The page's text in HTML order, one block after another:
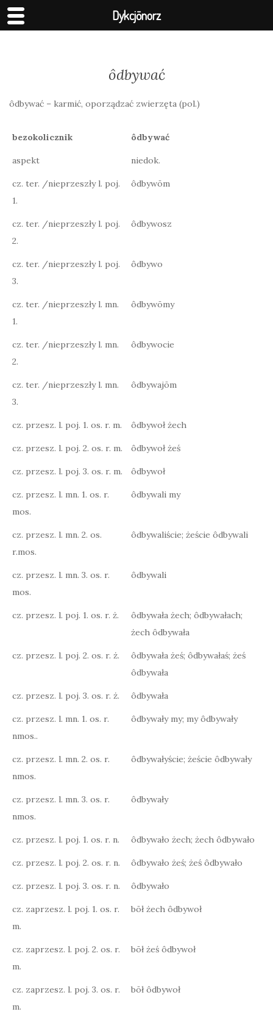
ôdbywać
ôdbywać – karmić, oporządzać zwierzęta (pol.)
bezokolicznik ôdbywać
aspekt niedok.
cz. ter. /nieprzeszły l. poj.
1.
ôdbywōm
cz. ter. /nieprzeszły l. poj.
2.
ôdbywosz
cz. ter. /nieprzeszły l. poj.
3.
ôdbywo
cz. ter. /nieprzeszły l. mn.
1.
ôdbywōmy
cz. ter. /nieprzeszły l. mn.
2.
ôdbywocie
cz. ter. /nieprzeszły l. mn.
3.
ôdbywajōm
cz. przesz. l. poj. 1. os. r. m. ôdbywoł żech
cz. przesz. l. poj. 2. os. r. m. ôdbywoł żeś
cz. przesz. l. poj. 3. os. r. m. ôdbywoł
cz. przesz. l. mn. 1. os. r.
mos.
ôdbywali my
cz. przesz. l. mn. 2. os.
r.mos.
ôdbywaliście; żeście ôdbywali
cz. przesz. l. mn. 3. os. r.
mos.
ôdbywali
cz. przesz. l. poj. 1. os. r. ż.
ôdbywała żech; ôdbywałach;
żech ôdbywała
cz. przesz. l. poj. 2. os. r. ż.
ôdbywała żeś; ôdbywałaś; żeś
ôdbywała
cz. przesz. l. poj. 3. os. r. ż. ôdbywała
cz. przesz. l. mn. 1. os. r.
nmos..
ôdbywały my; my ôdbywały
cz. przesz. l. mn. 2. os. r.
nmos.
ôdbywałyście; żeście ôdbywały
cz. przesz. l. mn. 3. os. r.
nmos.
ôdbywały
cz. przesz. l. poj. 1. os. r. n. ôdbywało żech; żech ôdbywało
cz. przesz. l. poj. 2. os. r. n. ôdbywało żeś; żeś ôdbywało
cz. przesz. l. poj. 3. os. r. n. ôdbywało
cz. zaprzesz. l. poj. 1. os. r.
m.
bōł żech ôdbywoł
cz. zaprzesz. l. poj. 2. os. r.
m.
bōł żeś ôdbywoł
cz. zaprzesz. l. poj. 3. os. r.
m.
bōł ôdbywoł
Dykcjōnorz